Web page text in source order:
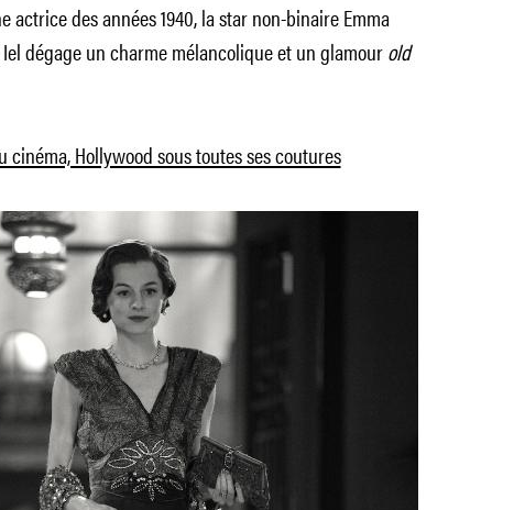
des années 1940, la star non-binaire Emma
dégage un charme mélancolique et un glamourold
cinéma, Hollywood sous toutes ses coutures